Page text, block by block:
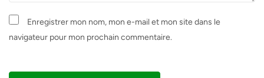
Enregistrer mon nom, mon e-mail et mon site dans le
navigateur pour mon prochain commentaire.